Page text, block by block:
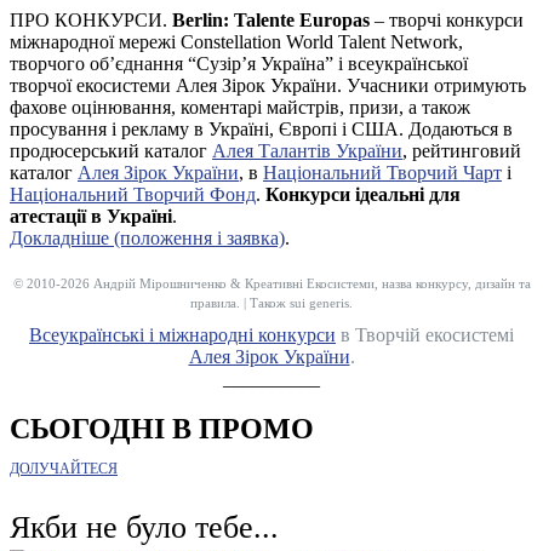
ПРО КОНКУРСИ. Berlin: Talente Europas – творчі конкурси
міжнародної мережі Constellation World Talent Network,
творчого об’єднання “Сузір’я Україна” і всеукраїнської
творчої екосистеми Алея Зірок України. Учасники отримують
фахове оцінювання, коментарі майстрів, призи, а також
просування і рекламу в Україні, Європі і США. Додаються в
продюсерський каталог Алея Талантів України, рейтинговий
каталог Алея Зірок України, в Національний Творчий Чарт і
Національний Творчий Фонд. Конкурси ідеальні для
атестації в Україні.
Докладніше (положення і заявка).
© 2010-2026 Андрій Мірошниченко & Креативні Екосистеми, назва конкурсу, дизайн та
правила. | Також sui generis.
Всеукраїнські і міжнародні конкурси в Творчій екосистемі
Алея Зірок України.
СЬОГОДНІ В ПРОМО
ДОЛУЧАЙТЕСЯ
Якби не було тебе...